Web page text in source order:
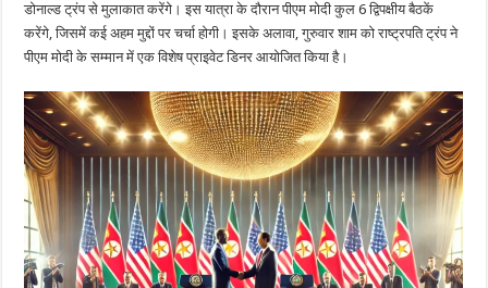
डोनाल्ड ट्रंप से मुलाकात करेंगे। इस यात्रा के दौरान पीएम मोदी कुल 6 द्विपक्षीय बैठकें
करेंगे, जिसमें कई अहम मुद्दों पर चर्चा होगी। इसके अलावा, गुरुवार शाम को राष्ट्रपति ट्रंप ने
पीएम मोदी के सम्मान में एक विशेष प्राइवेट डिनर आयोजित किया है।